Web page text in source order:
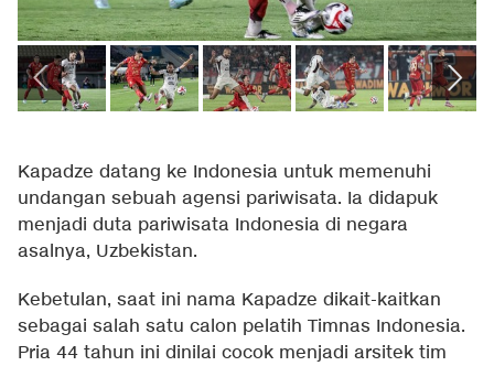
Kapadze datang ke Indonesia untuk memenuhi
undangan sebuah agensi pariwisata. Ia didapuk
menjadi duta pariwisata Indonesia di negara
asalnya, Uzbekistan.
Kebetulan, saat ini nama Kapadze dikait-kaitkan
sebagai salah satu calon pelatih Timnas Indonesia.
Pria 44 tahun ini dinilai cocok menjadi arsitek tim